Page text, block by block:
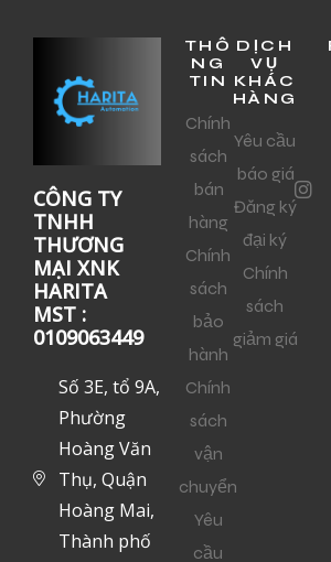
CÔNG TY
TNHH
THƯƠNG
MẠI XNK
HARITA
MST :
0109063449
Số 3E, tổ 9A,
Phường
Hoàng Văn
Thụ, Quận
Hoàng Mai,
Thành phố
THÔ
NG
TIN
Chính
sách
bán
hàng
Chính
sách
bảo
hành
Chính
sách
vận
chuyển
Yêu
cầu
DỊCH
VỤ
KHÁC
HÀNG
Yêu cầu
báo giá
Đăng ký
đại ký
Chính
sách
giảm giá